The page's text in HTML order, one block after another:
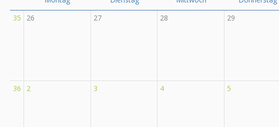
35
26 27 28 29
36 2 3 4 5